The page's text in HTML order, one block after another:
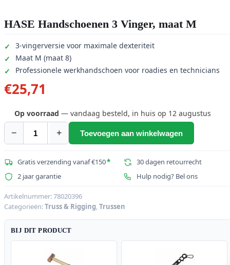
HASE Handschoenen 3 Vinger, maat M
3-vingerversie voor maximale dexteriteit
Maat M (maat 8)
Professionele werkhandschoen voor roadies en technicians
€25,71
Op voorraad — vandaag besteld, in huis op 12 augustus
−
HASE
3
Vinger,
M
aantal
+ Toevoegen aan winkelwagen
Gratis verzending vanaf €150*
30 dagen retourrecht
2 jaar garantie
Hulp nodig? Bel ons
Artikelnummer:78020396
Categorieën:Truss & Rigging,Trussen
BIJ DIT PRODUCT